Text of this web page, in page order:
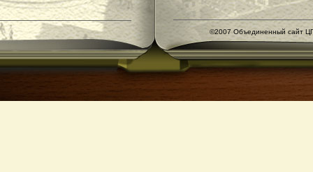
©2007 Объединенный сайт